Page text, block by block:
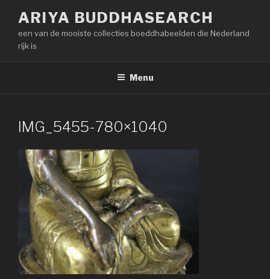
inhoud
springen
ARIYA BUDDHASEARCH
een van de mooiste collecties boeddhabeelden die Nederland
rijk is
Menu
IMG_5455-780×1040